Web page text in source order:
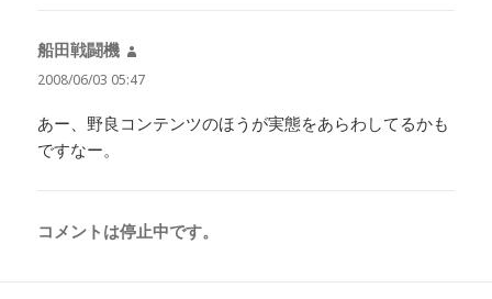
船田戦闘機
り:
2008/06/03 05:47
あー、野良コンテンツのほうが実態をあらわしてるかも
ですなー。
コメントは停止中です。